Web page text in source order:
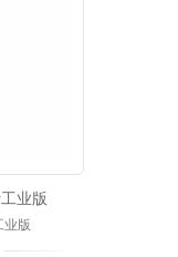
业版
业版